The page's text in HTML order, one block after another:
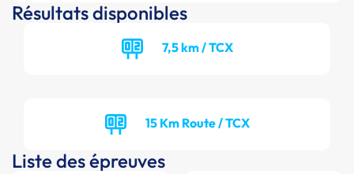
Résultats disponibles
7,5 km / TCX
15 Km Route / TCX
Liste des épreuves